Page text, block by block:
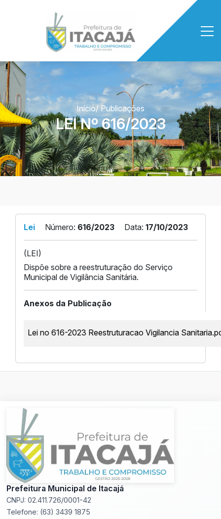
Início/ Publicações
LEI Nº 616/2023
Lei Número: 616/2023 Data: 17/10/2023
(LEI)
Dispõe sobre a reestruturação do Serviço
Municipal de Vigilância Sanitária.
Anexos da Publicação
Lei no 616-2023 Reestruturacao Vigilancia
Prefeitura Municipal de Itacajá
CNPJ: 02.411.726/0001-42
Telefone: (63) 3439 1875